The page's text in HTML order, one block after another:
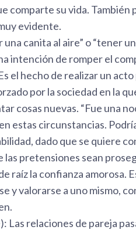
comparte su vida. También
evidente.
una canita al aire” o “tener
intención de romper el
el hecho de realizar un
por la sociedad en la
cosas nuevas. “Fue una
estas circunstancias.
dado que se quiere
las pretensiones sean
raíz la confianza amorosa.
y valorarse a uno mismo,
Las relaciones de pareja